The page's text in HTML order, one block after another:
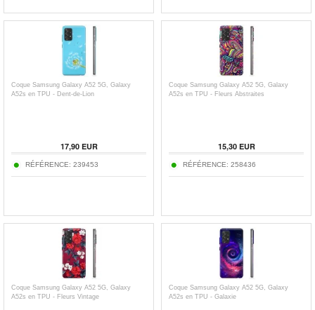
Coque Samsung Galaxy A52 5G, Galaxy
A52s en TPU - Dent-de-Lion
17,90EUR
RÉFÉRENCE: 239453
Coque Samsung Galaxy A52 5G, Galaxy
A52s en TPU - Fleurs Abstraites
15,30EUR
RÉFÉRENCE: 258436
Coque Samsung Galaxy A52 5G, Galaxy
A52s en TPU - Fleurs Vintage
Coque Samsung Galaxy A52 5G, Galaxy
A52s en TPU - Galaxie